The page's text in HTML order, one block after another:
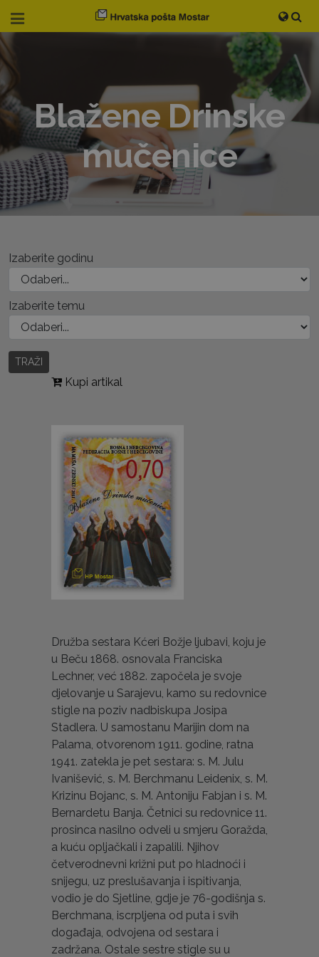
Blažene Drinske
mučenice
Izaberite godinu
Izaberite temu
TRAŽI
Kupi artikal
Družba sestara Kćeri Božje ljubavi, koju je
u Beču 1868. osnovala Franciska
Lechner, već 1882. započela je svoje
djelovanje u Sarajevu, kamo su redovnice
stigle na poziv nadbiskupa Josipa
Stadlera. U samostanu Marijin dom na
Palama, otvorenom 1911. godine, ratna
1941. zatekla je pet sestara: s. M. Julu
Ivanišević, s. M. Berchmanu Leidenix, s. M.
Krizinu Bojanc, s. M. Antoniju Fabjan i s. M.
Bernardetu Banja. Četnici su redovnice 11.
prosinca nasilno odveli u smjeru Goražda,
a kuću opljačkali i zapalili. Njihov
četverodnevni križni put po hladnoći i
snijegu, uz preslušavanja i ispitivanja,
vodio je do Sjetline, gdje je 76-godišnja s.
Berchmana, iscrpljena od puta i svih
događaja, odvojena od sestara i
zadržana. Ostale sestre stigle su u